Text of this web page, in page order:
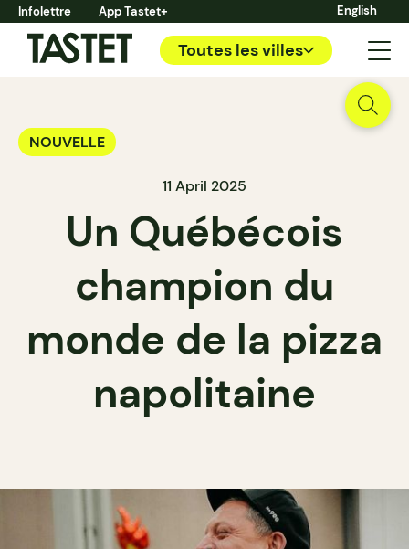
Infolettre App Tastet+ English
Toutes les villes
NOUVELLE
11 April 2025
Un Québécois
champion du
monde de la pizza
napolitaine